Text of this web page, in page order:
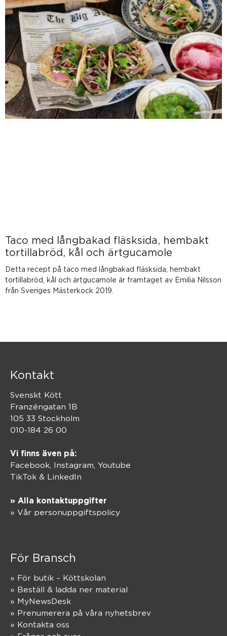
Taco med långbakad fläsksida, hembakt
tortillabröd, kål och ärtgucamole
Detta recept på taco med långbakad fläsksida, hembakt
tortillabröd, kål och ärtgucamole är framtaget av Emilia Nilsson
från Sveriges Mästerkock 2019.
Kontakt
Svenskt Kött
Franzéngatan 1B
105 33 Stockholm
010-184 26 00
Vi finns även på:
Facebook, Instagram Youtube
TikTok & LinkedIn
» Alla kontaktuppgifter
» Vår personuppgiftspolicy
För Bransch
» För butik – Köttskolan
» Beställ & ladda ner material
» MyNewsDesk
» Prenumerera på våra nyhetsbrev
» Kontakta oss